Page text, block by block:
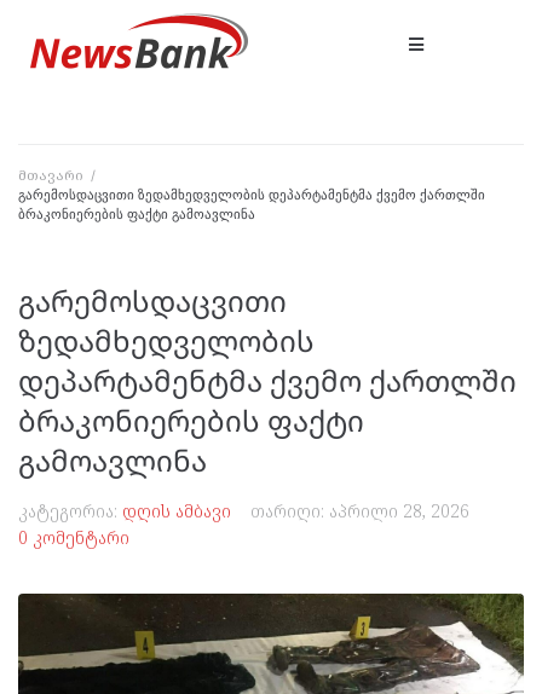
მთავარი /
გარემოსდაცვითი ზედამხედველობის დეპარტამენტმა ქვემო ქართლში
ბრაკონიერების ფაქტი გამოავლინა
გარემოსდაცვითი
ზედამხედველობის
დეპარტამენტმა ქვემო ქართლში
ბრაკონიერების ფაქტი
გამოავლინა
კატეგორია: დღის ამბავი თარიღი: აპრილი 28, 2026
0 კომენტარი